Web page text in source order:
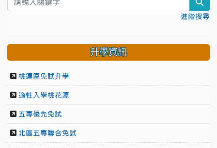
進階搜尋
升學資訊
桃連區免試升學
適性入學桃花源
五專優先免試
北區五專聯合免試